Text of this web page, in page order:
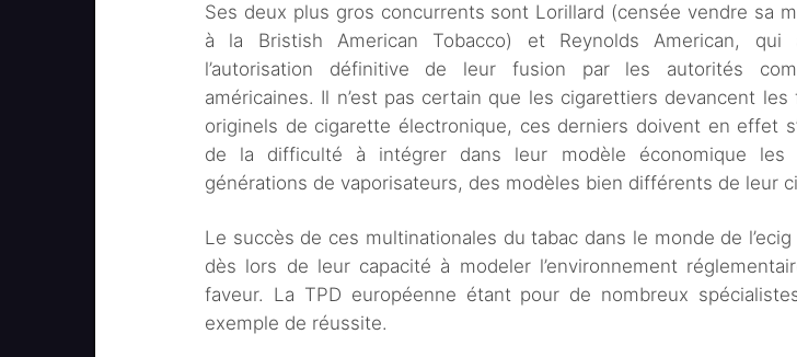
Ses deux plus gros concurrents sont Lorillard (censée vendre sa
à la Bristish American Tobacco) et Reynolds American, qui
l’autorisation définitive de leur fusion par les autorités
américaines. Il n’est pas certain que les cigarettiers devancent les
originels de cigarette électronique, ces derniers doivent en effet
de la difficulté à intégrer dans leur modèle économique les
générations de vaporisateurs, des modèles bien différents de leur
Le succès de ces multinationales du tabac dans le monde de l’ecig
dès lors de leur capacité à modeler l’environnement
faveur. La TPD européenne étant pour de nombreux
exemple de réussite.